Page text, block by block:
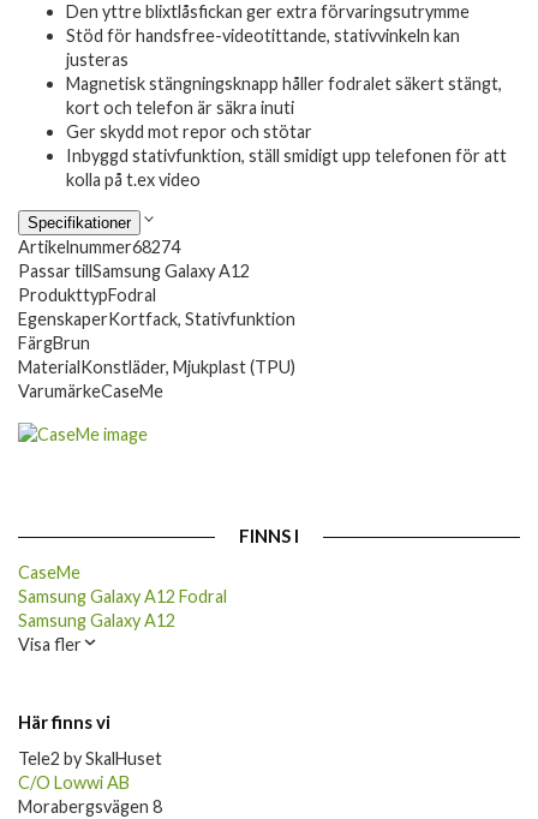
Den yttre blixtlåsfickan ger extra förvaringsutrymme
Stöd för handsfree-videotittande, stativvinkeln kan
justeras
Magnetisk stängningsknapp håller fodralet säkert stängt,
kort och telefon är säkra inuti
Ger skydd mot repor och stötar
Inbyggd stativfunktion, ställ smidigt upp telefonen för att
kolla på t.ex video
Specifikationer
Artikelnummer68274
Passar tillSamsung Galaxy A12
ProdukttypFodral
EgenskaperKortfack, Stativfunktion
FärgBrun
MaterialKonstläder, Mjukplast (TPU)
VarumärkeCaseMe
FINNS I
CaseMe
Samsung Galaxy A12 Fodral
Samsung Galaxy A12
Visa fler
Här finns vi
Tele2 by SkalHuset
C/O Lowwi AB
Morabergsvägen 8